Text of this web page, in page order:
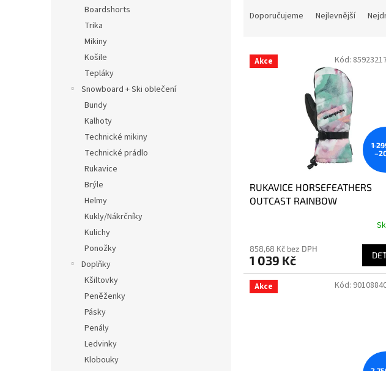
Boardshorts
Trika
Mikiny
Košile
Tepláky
Snowboard + Ski oblečení
Bundy
Kalhoty
Technické mikiny
Technické prádlo
Rukavice
Brýle
Helmy
Kukly/Nákrčníky
Kulichy
Ponožky
Doplňky
Kšiltovky
Peněženky
Pásky
Penály
Ledvinky
Klobouky
n
Doporučujeme Nejlevnější
V Akce
1
RUKAVICE HORSEFEATHERS
OUTCAST RAINBOW
858,68 Kč bez DPH
1 039 Kč
Kód:
Akce Kód: